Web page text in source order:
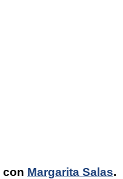
con Margarita Salas.